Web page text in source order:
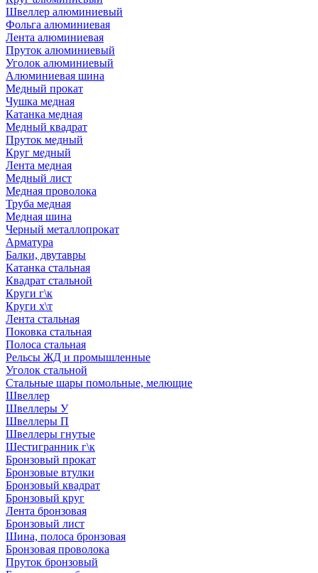
Швеллер алюминиевый
Фольга алюминиевая
Лента алюминиевая
Пруток алюминиевый
Уголок алюминиевый
Алюминиевая шина
Медный прокат
Чушка медная
Катанка медная
Медный квадрат
Пруток медный
Круг медный
Лента медная
Медный лист
Медная проволока
Труба медная
Медная шина
Черный металлопрокат
Арматура
Балки, двутавры
Катанка стальная
Квадрат стальной
Круги г\к
Круги х\т
Лента стальная
Поковка стальная
Полоса стальная
Рельсы ЖД и промышленные
Уголок стальной
Стальные шары помольные, мелющие
Швеллер
Швеллеры У
Швеллеры П
Швеллеры гнутые
Шестигранник г\к
Бронзовый прокат
Бронзовые втулки
Бронзовый квадрат
Бронзовый круг
Лента бронзовая
Бронзовый лист
Шина, полоса бронзовая
Бронзовая проволока
Пруток бронзовый